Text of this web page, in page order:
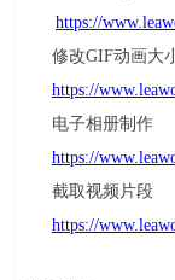
https://
修改GIF动画大
https://
电子相册制作
https://
截取视频片段
https://